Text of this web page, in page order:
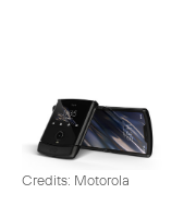
Credits: Motorola